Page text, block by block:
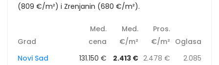
(809 €/m²) i Zrenjanin (680 €/m²).
Grad
Med.
cena
Med.
€/m²
Pros.
€/m² Oglasa
Novi Sad
131.150 € 2.413 € 2.478 € 2.085